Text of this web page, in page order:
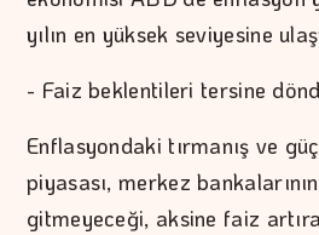
yılın en yüksek seviyesine
- Faiz beklentileri tersine
Enflasyondaki tırmanış ve
piyasası, merkez
gitmeyeceği, aksine faiz